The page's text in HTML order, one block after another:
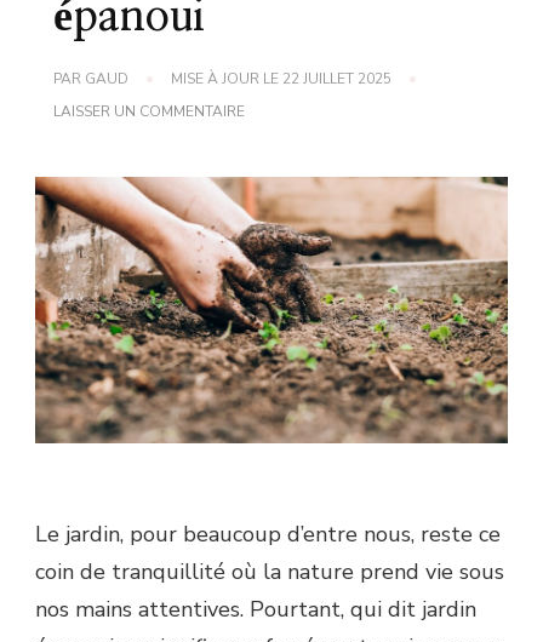
épanoui
PAR GAUD MISE À JOUR LE 22 JUILLET 2025
LAISSER UN COMMENTAIRESUR
GRAND-
MÈRE
POUR
UN
JARDIN
ÉPANOUI
Le jardin, pour beaucoup d’entre nous, reste ce
coin de tranquillité où la nature prend vie sous
nos mains attentives. Pourtant, qui dit jardin